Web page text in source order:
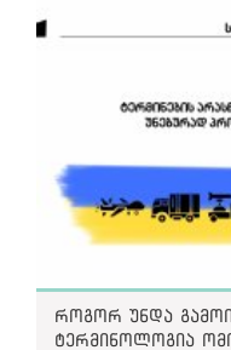
როგორ უნდა
ტერმინოლოგია